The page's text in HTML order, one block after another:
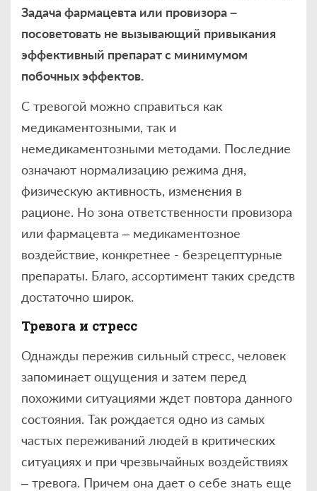
Задача фармацевта или провизора –
посоветовать не вызывающий привыкания
эффективный препарат с минимумом
побочных эффектов.
С тревогой можно справиться как
медикаментозными, так и
немедикаментозными методами. Последние
означают нормализацию режима дня,
физическую активность, изменения в
рационе. Но зона ответственности провизора
или фармацевта – медикаментозное
воздействие, конкретнее - безрецептурные
препараты. Благо, ассортимент таких средств
достаточно широк.
Тревога и стресс
Однажды пережив сильный стресс, человек
запоминает ощущения и затем перед
похожими ситуациями ждет повтора данного
состояния. Так рождается одно из самых
частых переживаний людей в критических
ситуациях и при чрезвычайных воздействиях
– тревога. Причем она дает о себе знать еще